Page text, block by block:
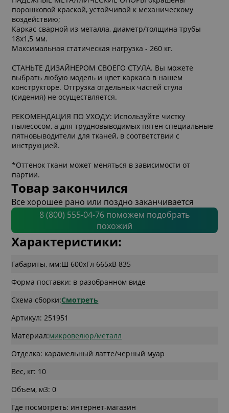
порошковой краской, устойчивой к механическому
воздействию;
Каркас сварной из металла, диаметр/толщина трубы
18х1,5 мм.
Максимальная статическая нагрузка - 260 кг.
СТАНЬТЕ ДИЗАЙНЕРОМ СВОЕГО СТУЛА. Вы можете
выбрать любую модель и цвет каркаса в нашем
конструкторе. Отгрузка отдельных частей стула
(сидения) не осуществляется.
РЕКОМЕНДАЦИЯ ПО УХОДУ: Используйте чистку
пылесосом, а для трудновыводимых пятен специальные
пятновыводители для тканей, в соответствии с
инструкцией.
*Оттенок ткани может меняться в зависимости от
партии.
Товар закончился
Все хорошее рано или поздно заканчивается
8 (800) 555-04-76 поможем подобрать
похожий
Характеристики:
Габариты, мм:Ш 600xГл 665xВ 835
Форма поставки: в разобранном виде
Схема сборки:Смотреть
Артикул: 251951
Материал:микровелюр/металл
Отделка: карамельный латте/черный муар
Вес, кг: 10
Объем, м3: 0
Где посмотреть: интернет-магазин